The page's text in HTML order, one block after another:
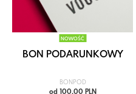
NOWOŚĆ
BON PODARUNKOWY
BONPOD
od 100,00 PLN